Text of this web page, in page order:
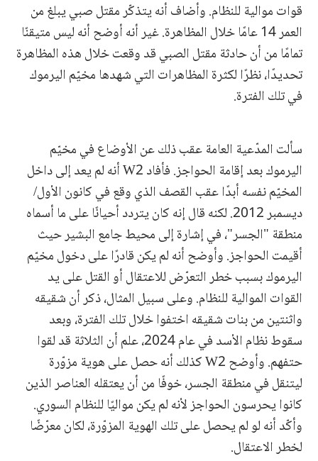
قوات موالية للنظام. وأضاف أنه يتذكّر مقتل صبي يبلغ من
العمر 14 عامًا خلال المظاهرة. غير أنه أوضح أنه ليس متيقنًا
تمامًا من أن حادثة مقتل الصبي قد وقعت خلال هذه المظاهرة
تحديدًا، نظرًا لكثرة المظاهرات التي شهدها مخيّم اليرموك
في تلك الفترة.
سألت المدّعية العامة عقب ذلك عن الأوضاع في مخيّم
اليرموك بعد إقامة الحواجز. فأفاد W2 أنه لم يعد إلى داخل
المخيّم نفسه أبدًا عقب القصف الذي وقع في كانون الأول/
ديسمبر 2012. لكنه قال إنه كان يتردد أحيانًا على ما أسماه
منطقة "الجسر"، في إشارة إلى محيط جامع البشير حيث
أقيمت الحواجز. وأوضح أنه لم يكن قادرًا على دخول مخيّم
اليرموك بسبب خطر التعرّض للاعتقال أو القتل على يد
القوات الموالية للنظام. وعلى سبيل المثال، ذكر أن شقيقه
واثنتين من بنات شقيقه اختفوا خلال تلك الفترة، وبعد
سقوط نظام الأسد في عام 2024، علم أن الثلاثة قد لقوا
حتفهم. وأوضح W2 كذلك أنه حصل على هوية مزوّرة
ليتنقل في منطقة الجسر، خوفًا من أن يعتقله العناصر الذين
كانوا يحرسون الحواجز لأنه لم يكن مواليًا للنظام السوري.
وأكّد أنه لو لم يحصل على تلك الهوية المزوّرة، لكان معرّضًا
لخطر الاعتقال.